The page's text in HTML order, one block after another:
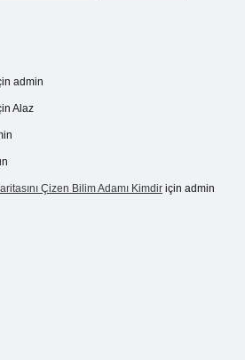
admin
Alaz
Çizen Bilim Adamı Kimdir için admin